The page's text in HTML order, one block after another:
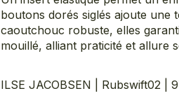
boutons dorés siglés ajoute une
caoutchouc robuste, elles
mouillé, alliant praticité et allure
ILSE JACOBSEN | Rubswift02 |